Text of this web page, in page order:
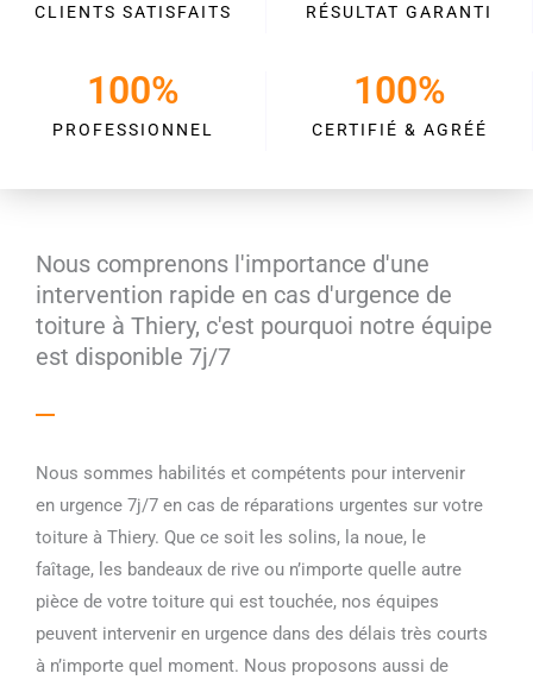
CLIENTS SATISFAITS RÉSULTAT GARANTI
PROFESSIONNEL
100%
CERTIFIÉ & AGRÉÉ
100%
Nous comprenons l'importance d'une
intervention rapide en cas d'urgence de
toiture à Thiery, c'est pourquoi notre équipe
est disponible 7j/7
Nous sommes habilités et compétents pour intervenir
en urgence 7j/7 en cas de réparations urgentes sur votre
toiture à Thiery. Que ce soit les solins, la noue, le
faîtage, les bandeaux de rive ou n’importe quelle autre
pièce de votre toiture qui est touchée, nos équipes
peuvent intervenir en urgence dans des délais très courts
à n’importe quel moment. Nous proposons aussi de